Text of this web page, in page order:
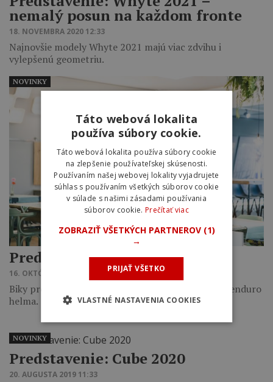
nemalý posun na každom fronte
18. NOVEMBRA 2020 12:33
Najnovšie modely Whyte 2021 majú viac zdvihu i
vylepšenú geometriu.
Predstavenie: Cube 2021
16. OKTÓBRA 2020 14:44
Biky pre malých riderov, e-bike za 10-tisíc aj nová enduro
helma.
NOVINKY
Predstavenie: Cube 2020
20. AUGUSTA 2019 11:33
NOVINKY
Táto webová lokalita
používa súbory cookie.
Táto webová lokalita používa súbory cookie
na zlepšenie používateľskej skúsenosti.
Používaním našej webovej lokality vyjadrujete
súhlas s používaním všetkých súborov cookie
v súlade s našimi zásadami používania
súborov cookie. Prečítať viac
ZOBRAZIŤ VŠETKÝCH PARTNEROV (1)
→
PRIJAŤ VŠETKO
VLASTNÉ NASTAVENIA COOKIES